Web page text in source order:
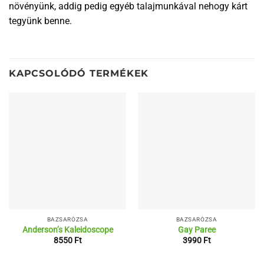
növényünk, addig pedig egyéb talajmunkával nehogy kárt
tegyünk benne.
KAPCSOLÓDÓ TERMÉKEK
BAZSARÓZSA
Anderson’s Kaleidoscope
8550 Ft
BAZSARÓZSA
Gay Paree
3990 Ft